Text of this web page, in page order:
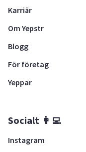
Karriär
Om Yepstr
Blogg
För företag
Yeppar
Socialt 👩‍💻
Instagram